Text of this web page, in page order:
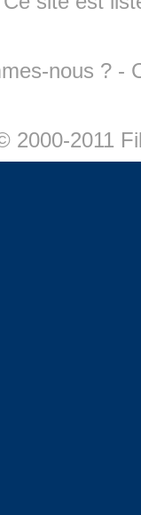
nous ? -
2000-2011